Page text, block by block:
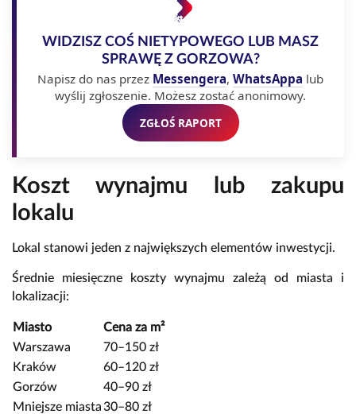
WIDZISZ COŚ NIETYPOWEGO LUB MASZ
SPRAWĘ Z GORZOWA?
Napisz do nas przez Messengera, WhatsAppa lub
wyślij zgłoszenie. Możesz zostać anonimowy.
ZGŁOŚ RAPORT
Koszt wynajmu lub zakupu
lokalu
Lokal stanowi jeden z największych elementów inwestycji.
Średnie miesięczne koszty wynajmu zależą od miasta i
lokalizacji:
Miasto
Cena za m²
Warszawa
70–150 zł
Kraków
60–120 zł
Gorzów
40–90 zł
Mniejsze miasta30–80 zł